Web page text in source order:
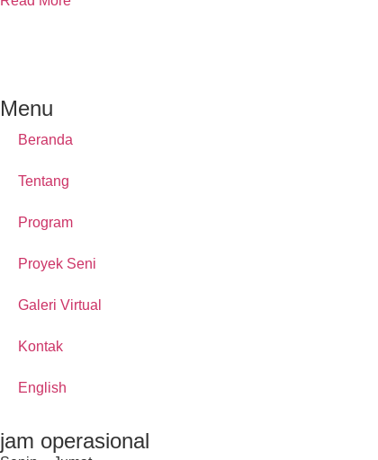
Menu
Beranda
Tentang
Program
Proyek Seni
Galeri Virtual
Kontak
English
jam operasional